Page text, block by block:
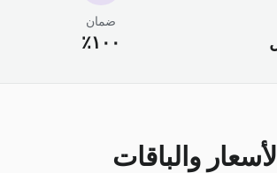
ضمان
١٠٠٪
الأسعار والباقات